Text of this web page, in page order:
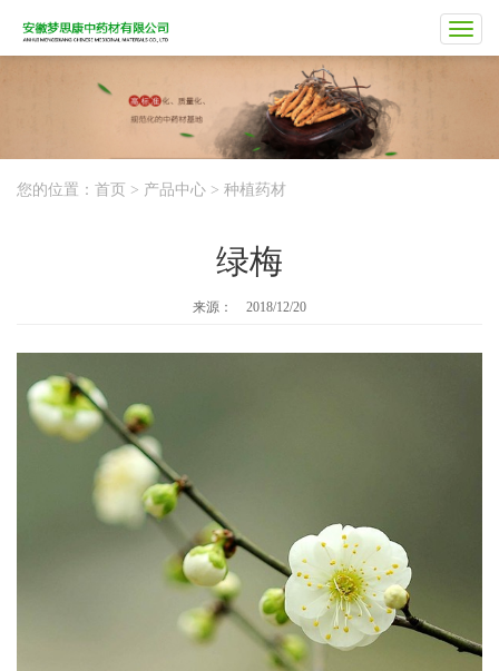
您的位置： 首页 > 产品中心 > 种植药材
绿梅
来源： 2018/12/20